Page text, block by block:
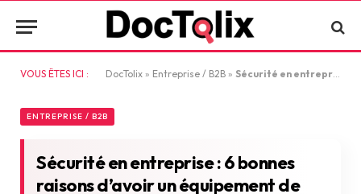
VOUS ÊTES ICI : DocTolix » Entreprise / B2B » Sécurité en entreprise : 6 bonnes raisons d’avoir un équipement de secours
ENTREPRISE / B2B
Sécurité en entreprise : 6 bonnes
raisons d’avoir un équipement de